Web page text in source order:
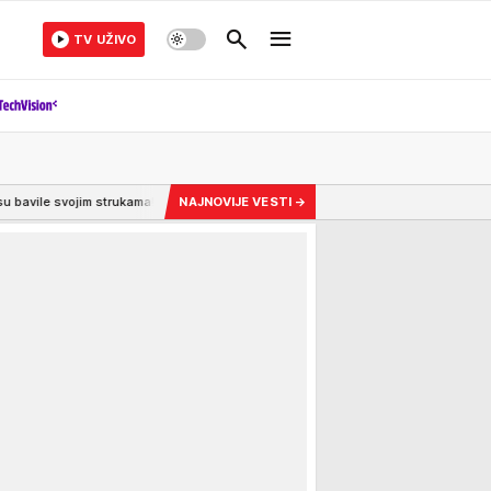
TV UŽIVO
6:30 Da li je greh držati krst na retrovizoru automobila? Sveštenik
NAJNOVIJE VESTI →